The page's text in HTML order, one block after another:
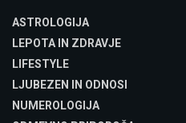
ASTROLOGIJA
LEPOTA IN ZDRAVJE
LIFESTYLE
LJUBEZEN IN ODNOSI
NUMEROLOGIJA